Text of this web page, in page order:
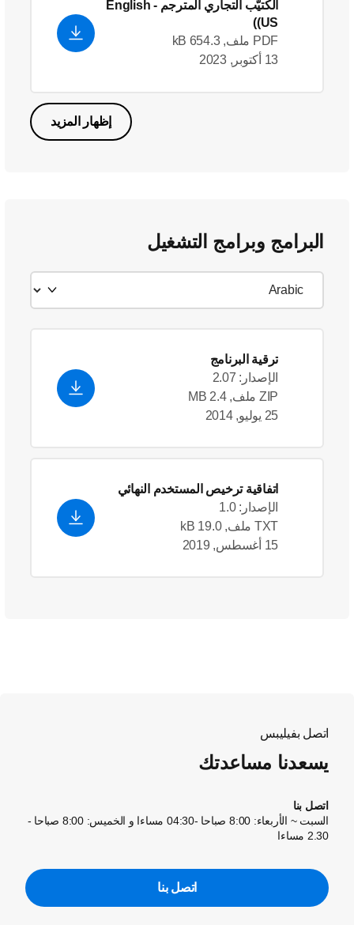
الكتيّب التجاري المترجم
- English
(US)
PDF ملف, 654.3 kB
13 أكتوبر, 2023
إظهار المزيد
البرامج وبرامج التشغيل
ترقية البرنامج
الإصدار: 2.07
ZIP ملف, 2.4 MB
25 يوليو, 2014
اتفاقية ترخيص المستخدم النهائي
الإصدار: 1.0
TXT ملف, 19.0 kB
15 أغسطس, 2019
اتصل بفيليبس
يسعدنا مساعدتك
اتصل بنا
السبت ~ الأربعاء: 8:00 صباحا -04:30 مساءا و الخميس: 8:00 صباحا -
2.30 مساءا
اتصل بنا